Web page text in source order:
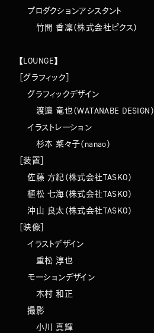
プロダクションアシスタント
⽵間 ⾹凜（株式会社ピクス）
【LOUNGE】
［グラフィック］
グラフィックデザイン
渡邉 竜也（WATANABE DESIGN）
イラストレーション
杉本 菜々子（nanao）
［装置］
佐藤 方紀（株式会社TASKO）
植松 七海（株式会社TASKO）
沖山 良太（株式会社TASKO）
［映像］
イラストデザイン
重松 淳也
モーションデザイン
木村 和正
撮影
小川 真輝